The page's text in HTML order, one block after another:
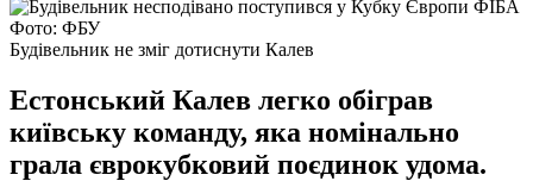
Фото: ФБУ
Будівельник не зміг дотиснути Калев
Естонський Калев легко обіграв
київську команду, яка номінально
грала єврокубковий поєдинок удома.